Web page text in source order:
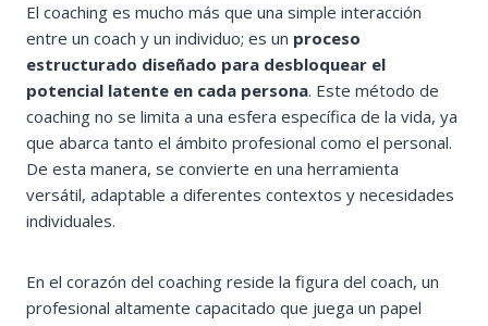
El coaching es mucho más que una simple interacción
entre un coach y un individuo; es un proceso
estructurado diseñado para desbloquear el
potencial latente en cada persona. Este método de
coaching no se limita a una esfera específica de la vida, ya
que abarca tanto el ámbito profesional como el personal.
De esta manera, se convierte en una herramienta
versátil, adaptable a diferentes contextos y necesidades
individuales.
En el corazón del coaching reside la figura del coach, un
profesional altamente capacitado que juega un papel